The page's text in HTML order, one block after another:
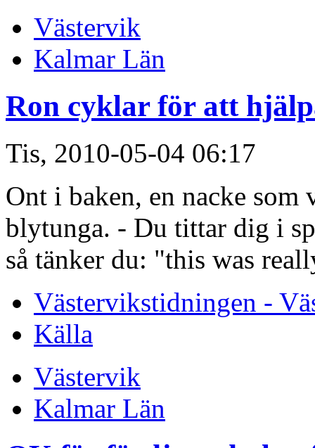
Västervik
Kalmar Län
Ron cyklar för att
Tis, 2010-05-04 06:17
Ont i baken, en nacke som
blytunga. - Du tittar dig i
så tänker du: "this was
Västervikstidningen -
Källa
Västervik
Kalmar Län